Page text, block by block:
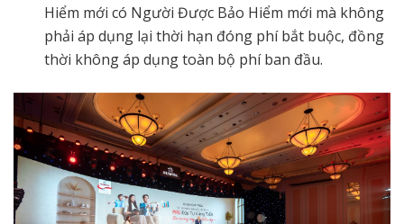
Hiểm mới có Người Được Bảo Hiểm mới mà không
phải áp dụng lại thời hạn đóng phí bắt buộc, đồng
thời không áp dụng toàn bộ phí ban đầu.